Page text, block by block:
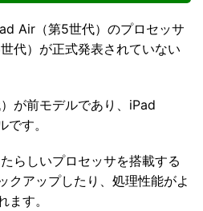
Air（第5世代）のプロセッサ
代）が正式発表されていない
が前モデルであり、iPad
す。
らしいプロセッサを搭載する
クアップしたり、処理性能がよ
ます。